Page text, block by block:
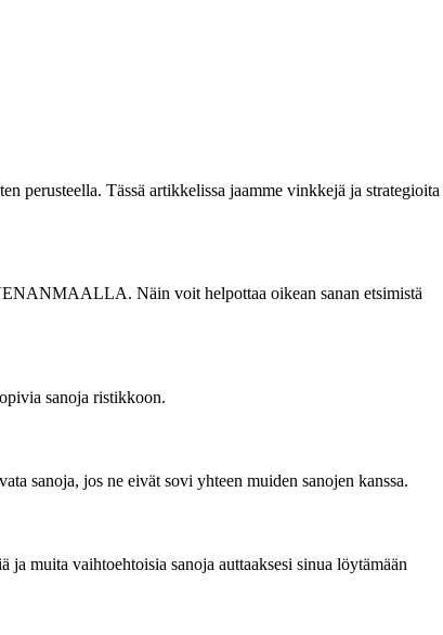
perusteella. Tässä artikkelissa jaamme vinkkejä ja strategioita
Näin voit helpottaa oikean sanan etsimistä
sanoja ristikkoon.
sanoja, jos ne eivät sovi yhteen muiden sanojen kanssa.
muita vaihtoehtoisia sanoja auttaaksesi sinua löytämään